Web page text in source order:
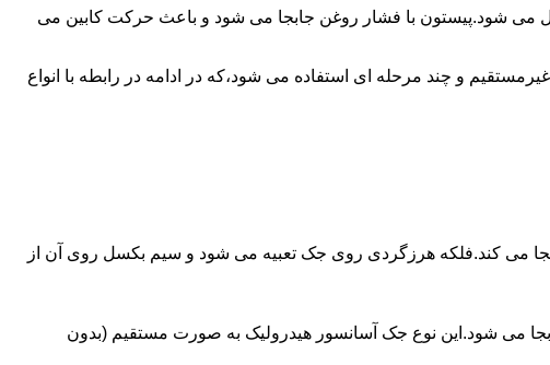
می شود.پیستون با فشار روغن جابجا می شود و باعث حرکت کابین می
جک مستقیم و برای آسانسورهایی که ظرفیتشان بیش از 30 تن است از جک های غیرمستقیم و چند مرحله ای استفاده می شود،که در ادامه در رابطه با انواع
می کند.فلکه هرزگردی روی جک تعبیه می شود و سیم بکسل روی آن از
می شود.این نوع جک آسانسور هیدرولیک به صورت مستقیم (بدون